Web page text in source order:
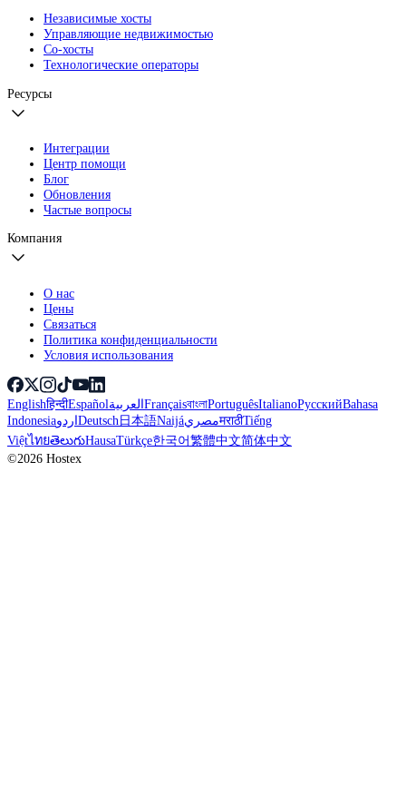
Независимые хосты
Управляющие недвижимостью
Со-хосты
Технологические операторы
Ресурсы
Интеграции
Центр помощи
Блог
Обновления
Частые вопросы
Компания
О нас
Цены
Связаться
Политика конфиденциальности
Условия использования
Englishहिन्दीEspañolالعربيةFrançaisবাংলাPortuguêsItalianoРусскийBahasa
IndonesiaاردوDeutsch日本語NaijáمصريमराठीTiếng
ViệtไทยతెలుగుHausaTürkçe한국어繁體中文简体中文
©2026 Hostex